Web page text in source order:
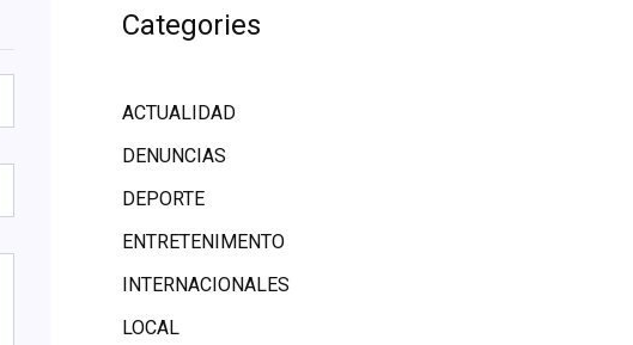
Categories
ACTUALIDAD
DENUNCIAS
DEPORTE
ENTRETENIMENTO
INTERNACIONALES
LOCAL